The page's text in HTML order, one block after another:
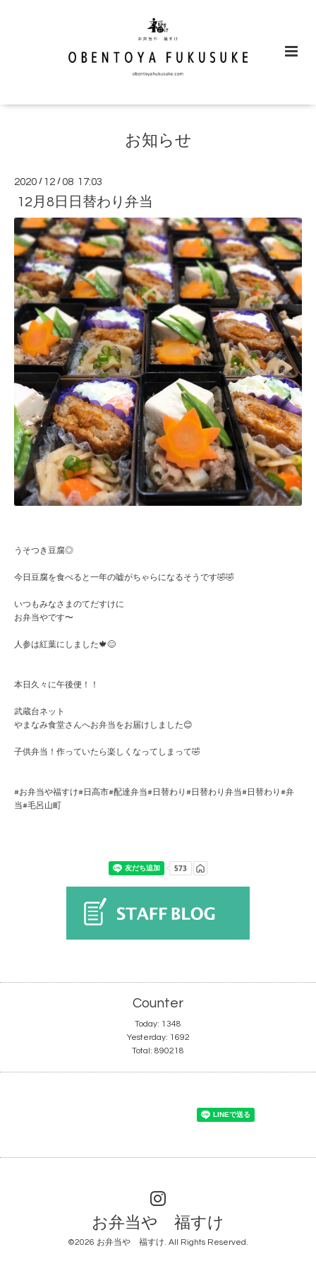
お知らせ
2020 / 12 /08 17:03
12月8日日替わり弁当
うそつき豆腐◎
今日豆腐を食べると一年の嘘がちゃらになるそうです🤣🤣
いつもみなさまのてだすけに
お弁当やです〜
人参は紅葉にしました🍁😊
本日久々に午後便！！
武蔵台ネット
やまなみ食堂さんへお弁当をお届けしました😊
子供弁当！作っていたら楽しくなってしまって🤣
#お弁当や福すけ#日高市#配達弁当#日替わり#日替わり弁当#日替わり#弁
当#毛呂山町
Counter
Today: 1348
Yesterday: 1692
Total: 890218
お弁当や 福すけ
©2026 お弁当や 福すけ. All Rights Reserved.